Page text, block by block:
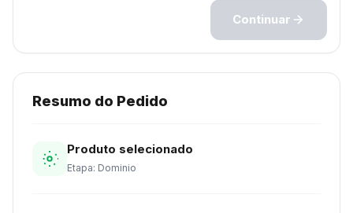
Continuar
Resumo do Pedido
Produto selecionado
Etapa: Dominio